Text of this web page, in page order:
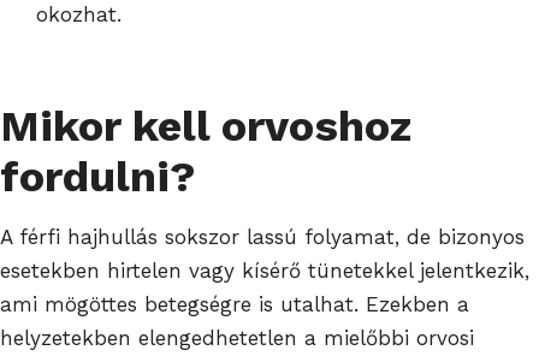
okozhat.
Mikor kell orvoshoz
fordulni?
A férfi hajhullás sokszor lassú folyamat, de bizonyos
esetekben hirtelen vagy kísérő tünetekkel jelentkezik,
ami mögöttes betegségre is utalhat. Ezekben a
helyzetekben elengedhetetlen a mielőbbi orvosi